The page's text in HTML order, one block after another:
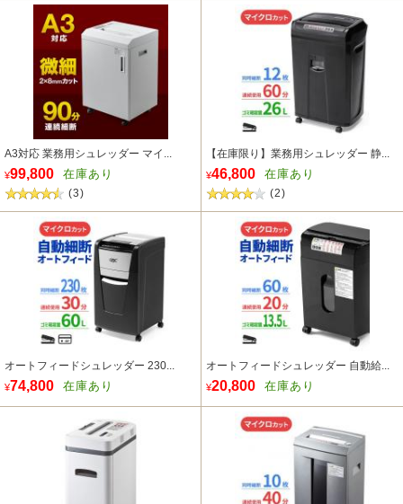
A3対応 業務用シュレッダー マイ...
¥99,800 在庫あり
(3)
【在庫限り】業務用シュレッダー 静...
¥46,800 在庫あり
(2)
オートフィードシュレッダー 230...
¥74,800 在庫あり
オートフィードシュレッダー 自動給...
¥20,800 在庫あり